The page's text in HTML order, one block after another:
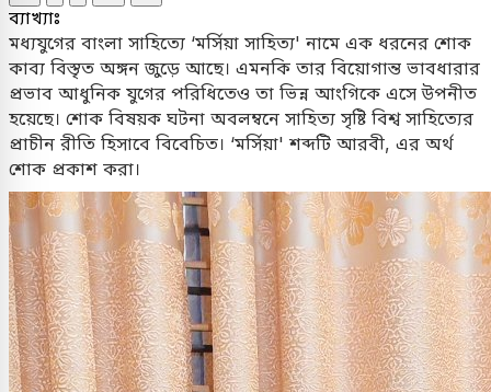
ব্যাখ্যাঃ
মধ্যযুগের বাংলা সাহিত্যে ‘মর্সিয়া সাহিত্য' নামে এক ধরনের শোক
কাব্য বিস্তৃত অঙ্গন জুড়ে আছে। এমনকি তার বিয়োগান্ত ভাবধারার
প্রভাব আধুনিক যুগের পরিধিতেও তা ভিন্ন আংগিকে এসে উপনীত
হয়েছে। শোক বিষয়ক ঘটনা অবলম্বনে সাহিত্য সৃষ্টি বিশ্ব সাহিত্যের
প্রাচীন রীতি হিসাবে বিবেচিত। ‘মর্সিয়া' শব্দটি আরবী, এর অর্থ
শোক প্রকাশ করা।